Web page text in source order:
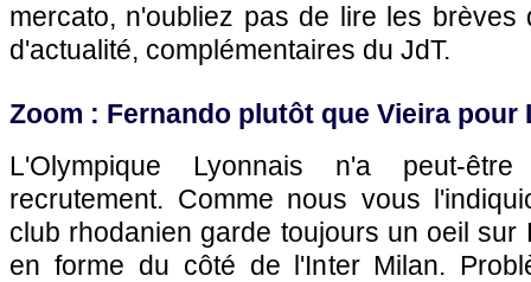
mercato, n'oubliez pas de lire les
d'actualité, complémentaires du JdT.
Zoom : Fernando plutôt que Vieira pour
L'Olympique Lyonnais n'a peut-
recrutement. Comme nous vous
club rhodanien garde toujours un oeil sur
en forme du côté de l'Inter Milan.